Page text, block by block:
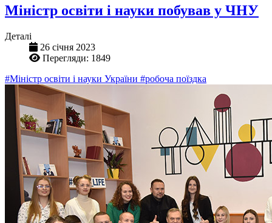
Міністр освіти і науки побував у ЧНУ
Деталі
26 січня 2023
Перегляди: 1849
#Міністр освіти і науки України #робоча поїздка